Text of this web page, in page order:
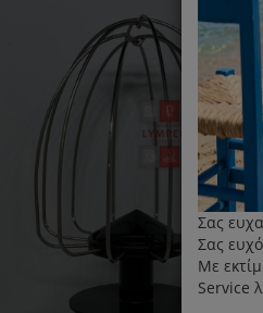
Σας
Σας
Με
Service